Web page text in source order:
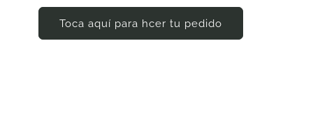
Toca aquí para hcer tu pedido